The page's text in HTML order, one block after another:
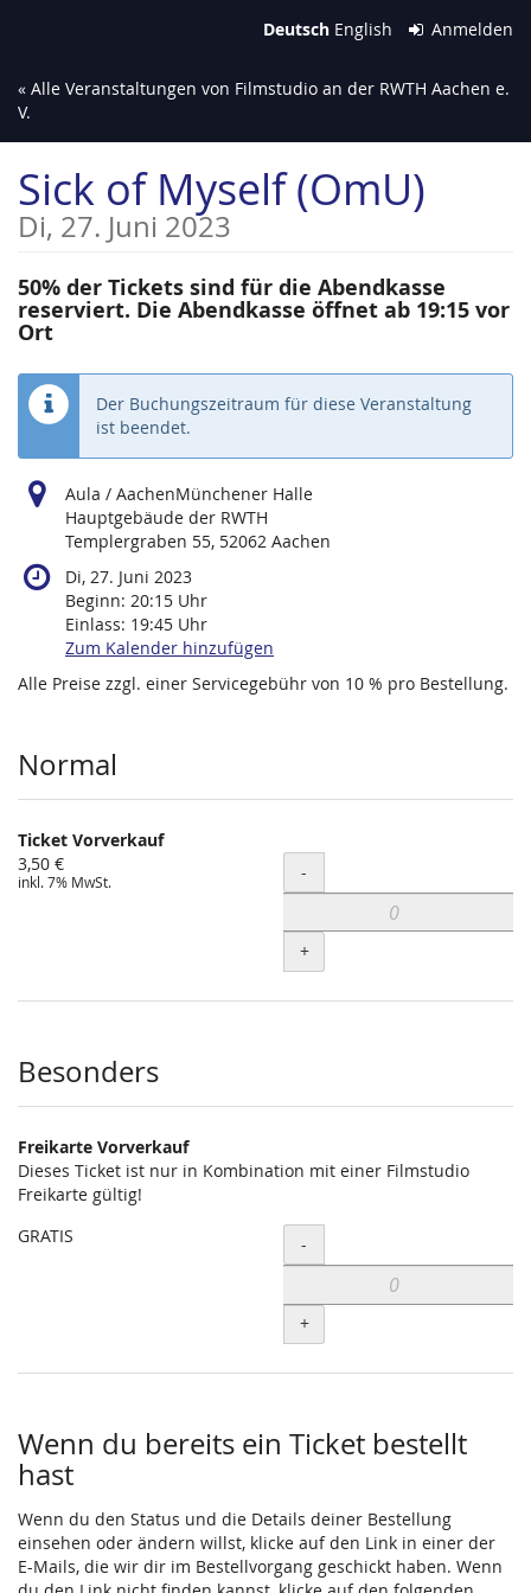
springen
Deutsch English Anmelden
« Alle Veranstaltungen von Filmstudio an der RWTH Aachen e.
V.
Sick of Myself (OmU)
Di, 27. Juni 2023
50% der Tickets sind für die Abendkasse
reserviert. Die Abendkasse öffnet ab 19:15 vor
Ort
Der Buchungszeitraum für diese Veranstaltung
ist beendet.
Aula / AachenMünchener Halle
Hauptgebäude der RWTH
Templergraben 55, 52062 Aachen
Di, 27. Juni 2023
Beginn: 20:15 Uhr
Einlass: 19:45 Uhr
Zum Kalender hinzufügen
Alle Preise zzgl. einer Servicegebühr von 10 % pro Bestellung.
Produkte
Normal
Ticket Vorverkauf
3,50 €
inkl. 7% MwSt. Menge
-
+
Besonders
Freikarte Vorverkauf
Dieses Ticket ist nur in Kombination mit einer Filmstudio
Freikarte gültig!
GRATIS
Menge
-
+
Wenn du bereits ein Ticket bestellt
hast
Wenn du den Status und die Details deiner Bestellung
einsehen oder ändern willst, klicke auf den Link in einer der
E-Mails, die wir dir im Bestellvorgang geschickt haben. Wenn